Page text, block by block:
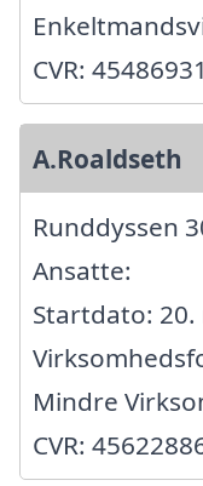
CVR: 45486931
A.Roaldseth
Runddyssen
Ansatte:
Startdato: 20.
Mindre
CVR: